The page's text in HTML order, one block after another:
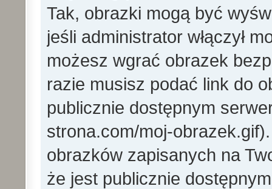
Tak, obrazki mogą być
jeśli administrator włączył
możesz wgrać obrazek
razie musisz podać link do
publicznie dostępnym
strona.com/moj-
obrazków zapisanych na
że jest publicznie